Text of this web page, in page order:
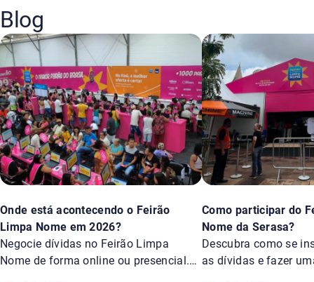
Blog
Onde está acontecendo o Feirão
Limpa Nome em 2026?
Negocie dívidas no Feirão Limpa
Nome de forma online ou presencial.
Como participar do
Nome da Serasa?
Descubra como se
as dívidas e fazer